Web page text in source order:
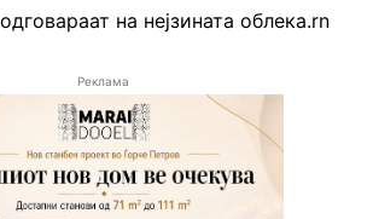
на нејзината облека.rn
Реклама